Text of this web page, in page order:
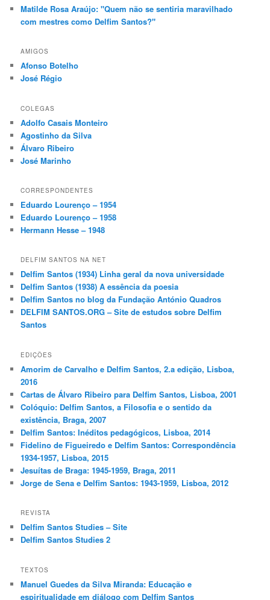
Matilde Rosa Araújo: "Quem não se sentiria maravilhado
com mestres como Delfim Santos?"
AMIGOS
Afonso Botelho
José Régio
COLEGAS
Adolfo Casais Monteiro
Agostinho da Silva
Álvaro Ribeiro
José Marinho
CORRESPONDENTES
Eduardo Lourenço – 1954
Eduardo Lourenço – 1958
Hermann Hesse – 1948
DELFIM SANTOS NA NET
Delfim Santos (1934) Linha geral da nova universidade
Delfim Santos (1938) A essência da poesia
Delfim Santos no blog da Fundação António Quadros
DELFIM SANTOS.ORG – Site de estudos sobre Delfim
Santos
EDIÇÕES
Amorim de Carvalho e Delfim Santos, 2.a edição, Lisboa,
2016
Cartas de Álvaro Ribeiro para Delfim Santos, Lisboa, 2001
Colóquio: Delfim Santos, a Filosofia e o sentido da
existência, Braga, 2007
Delfim Santos: Inéditos pedagógicos, Lisboa, 2014
Fidelino de Figueiredo e Delfim Santos: Correspondência
1934-1957, Lisboa, 2015
Jesuítas de Braga: 1945-1959, Braga, 2011
Jorge de Sena e Delfim Santos: 1943-1959, Lisboa, 2012
REVISTA
Delfim Santos Studies – Site
Delfim Santos Studies 2
TEXTOS
Manuel Guedes da Silva Miranda: Educação e
espiritualidade em diálogo com Delfim Santos